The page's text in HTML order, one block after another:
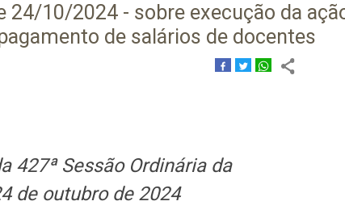
24/10/2024 - sobre execução da
de salários de docentes
427ª Sessão Ordinária da
de outubro de 2024